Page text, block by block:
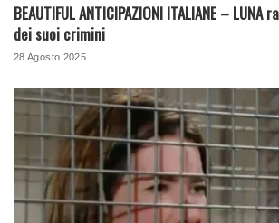
BEAUTIFUL ANTICIPAZIONI ITALIANE –
dei suoi crimini
28 Agosto 2025